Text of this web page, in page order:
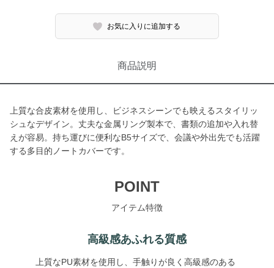
お気に入りに追加する
商品説明
上質な合皮素材を使用し、ビジネスシーンでも映えるスタイリッ
シュなデザイン。丈夫な金属リング製本で、書類の追加や入れ替
えが容易。持ち運びに便利なB5サイズで、会議や外出先でも活躍
する多目的ノートカバーです。
POINT
アイテム特徴
高級感あふれる質感
上質なPU素材を使用し、手触りが良く高級感のある